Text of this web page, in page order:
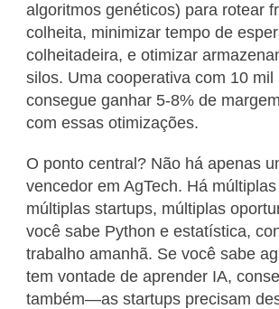
algoritmos genéticos) para rotear
colheita, minimizar tempo de
colheitadeira, e otimizar
silos. Uma cooperativa com 10 mil
consegue ganhar 5-8% de
com essas otimizações.
O ponto central? Não há apenas
vencedor em AgTech. Há
múltiplas startups, múltiplas
você sabe Python e estatística,
trabalho amanhã. Se você sabe
tem vontade de aprender IA,
também—as startups precisam